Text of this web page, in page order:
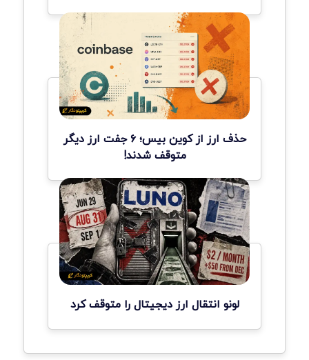
حذف ارز از کوین بیس؛ ۶ جفت ارز دیگر
متوقف شدند!
لونو انتقال ارز دیجیتال را متوقف کرد